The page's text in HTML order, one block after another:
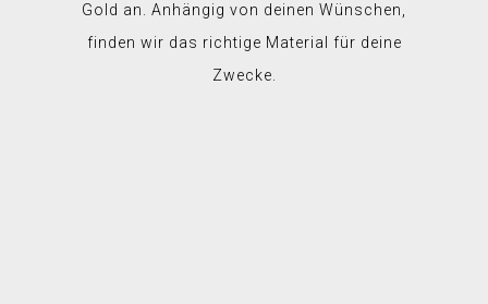
Gold an. Anhängig von deinen Wünschen,
finden wir das richtige Material für deine
Zwecke.